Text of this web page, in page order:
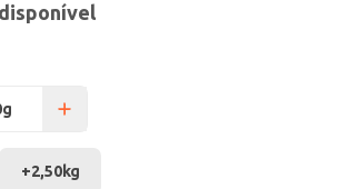
+2,50kg